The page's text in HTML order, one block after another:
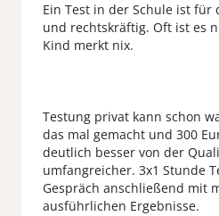
Ein Test in der Schule ist für
und rechtskräftig. Oft ist es
Kind merkt nix.
Testung privat kann schon
das mal gemacht und 300
deutlich besser von der
umfangreicher. 3x1 Stunde
Gespräch anschließend mit
ausführlichen Ergebnisse.